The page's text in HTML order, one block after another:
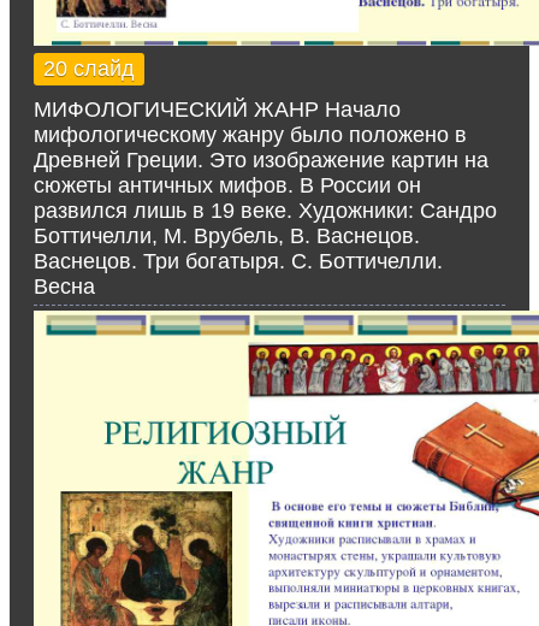
20 слайд
МИФОЛОГИЧЕСКИЙ ЖАНР Начало
мифологическому жанру было положено в
Древней Греции. Это изображение картин на
сюжеты античных мифов. В России он
развился лишь в 19 веке. Художники: Сандро
Боттичелли, М. Врубель, В. Васнецов.
Васнецов. Три богатыря. С. Боттичелли.
Весна